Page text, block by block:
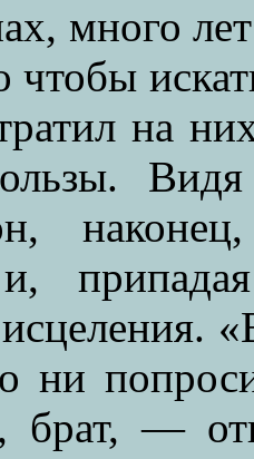
много
чтобы
на
ни
брат, —